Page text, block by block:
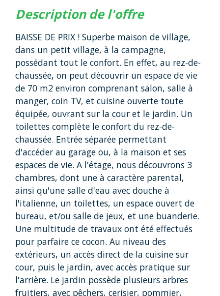
description de l'offre
BAISSE DE PRIX ! Superbe maison de village,
dans un petit village, à la campagne,
possédant tout le confort. En effet, au rez-de-
chaussée, on peut découvrir un espace de vie
de 70 m2 environ comprenant salon, salle à
manger, coin TV, et cuisine ouverte toute
équipée, ouvrant sur la cour et le jardin. Un
toilettes complète le confort du rez-de-
chaussée. Entrée séparée permettant
d'accéder au garage ou, à la maison et ses
espaces de vie. A l'étage, nous découvrons 3
chambres, dont une à caractère parental,
ainsi qu'une salle d'eau avec douche à
l'italienne, un toilettes, un espace ouvert de
bureau, et/ou salle de jeux, et une buanderie.
Une multitude de travaux ont été effectués
pour parfaire ce cocon. Au niveau des
extérieurs, un accès direct de la cuisine sur
cour, puis le jardin, avec accès pratique sur
l'arrière. Le jardin possède plusieurs arbres
fruitiers, avec pêchers, cerisier, pommier,